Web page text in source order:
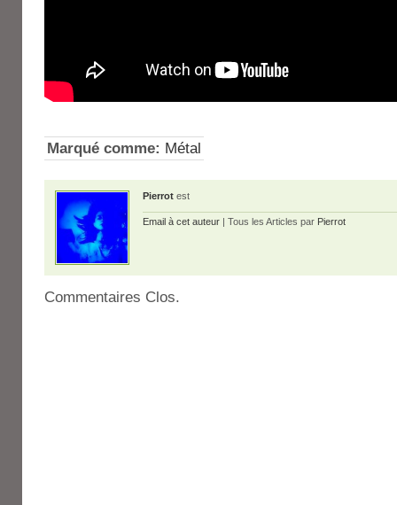
Marqué comme: Métal
Pierrot est
Email à cet auteur | Tous les Articles par Pierrot
Commentaires Clos.